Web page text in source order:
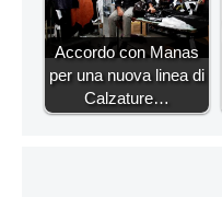
Accordo con Manas
per una nuova linea di
Calzature…